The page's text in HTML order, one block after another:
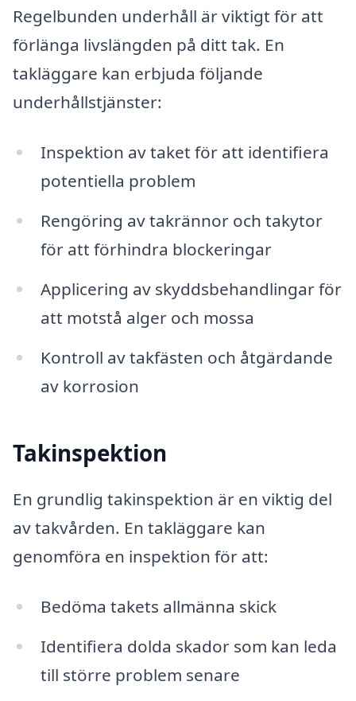
Regelbunden underhåll är viktigt för att
förlänga livslängden på ditt tak. En
takläggare kan erbjuda följande
underhållstjänster:
Inspektion av taket för att identifiera
potentiella problem
Rengöring av takrännor och takytor
för att förhindra blockeringar
Applicering av skyddsbehandlingar för
att motstå alger och mossa
Kontroll av takfästen och åtgärdande
av korrosion
Takinspektion
En grundlig takinspektion är en viktig del
av takvården. En takläggare kan
genomföra en inspektion för att:
Bedöma takets allmänna skick
Identifiera dolda skador som kan leda
till större problem senare